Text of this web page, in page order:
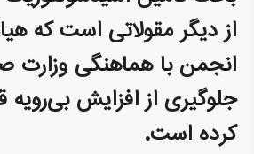
از دیگر مقولاتی است که
انجمن با هماهنگی
جلوگیری از افزایش
کرده است.